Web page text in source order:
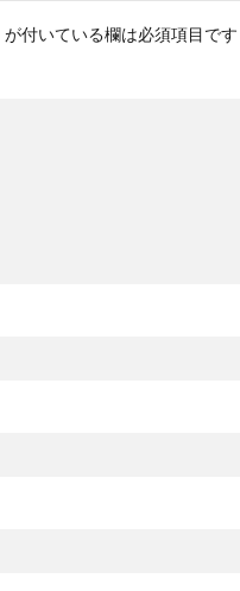
が付いている欄は必須項目です